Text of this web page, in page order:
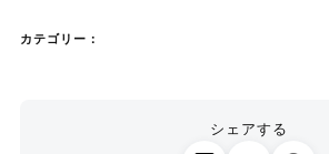
カテゴリー：
シェアする